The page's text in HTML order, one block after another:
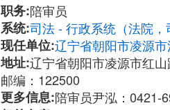
职务:陪审员
系统:司法 - 行政系统（法院，
现任单位:辽宁省朝阳市凌源
地址:辽宁省朝阳市凌源市红
邮编：122500
更多信息:陪审员尹泓：0421-